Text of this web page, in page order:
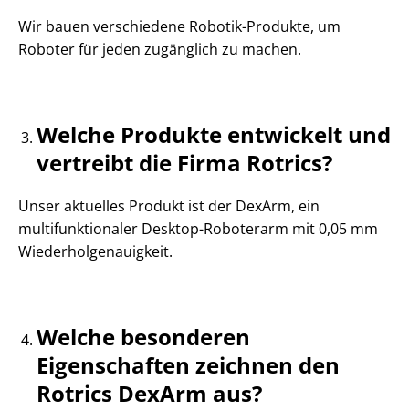
Wir bauen verschiedene Robotik-Produkte, um
Roboter für jeden zugänglich zu machen.
Welche Produkte entwickelt und
vertreibt die Firma Rotrics?
Unser aktuelles Produkt ist der DexArm, ein
multifunktionaler Desktop-Roboterarm mit 0,05 mm
Wiederholgenauigkeit.
Welche besonderen
Eigenschaften zeichnen den
Rotrics DexArm aus?